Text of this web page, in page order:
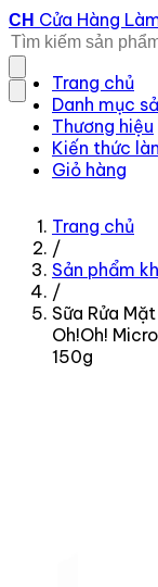
CH Cửa Hàng
Trang chủ
Danh mục
Thương hiệu
Kiến thức
Giỏ hàng
Trang chủ
/
Sản phẩm
/
Sữa Rửa
Oh!Oh!
150g